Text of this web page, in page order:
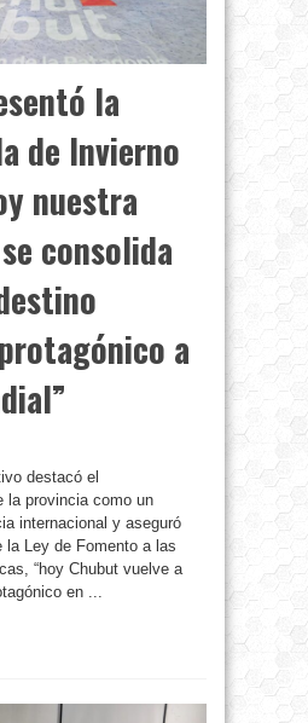
la
de Invierno
nuestra
consolida
a
destacó el
la provincia como un
internacional y aseguró
la Ley de Fomento a las
“hoy Chubut vuelve a
en ...